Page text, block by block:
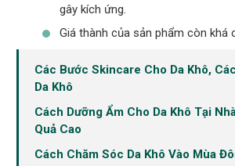
gây kích ứng.
Giá thành của sản phẩm còn khá
Các Bước Skincare Cho Da Khô,
Da Khô
Cách Dưỡng Ẩm Cho Da Khô Tại
Quả Cao
Cách Chăm Sóc Da Khô Vào Mùa